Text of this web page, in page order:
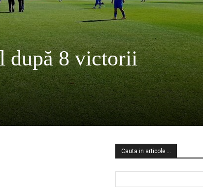
după 8 victorii
Cauta in articole …